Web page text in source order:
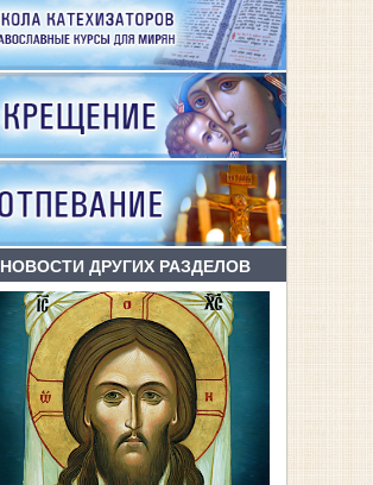
НОВОСТИ ДРУГИХ РАЗДЕЛОВ